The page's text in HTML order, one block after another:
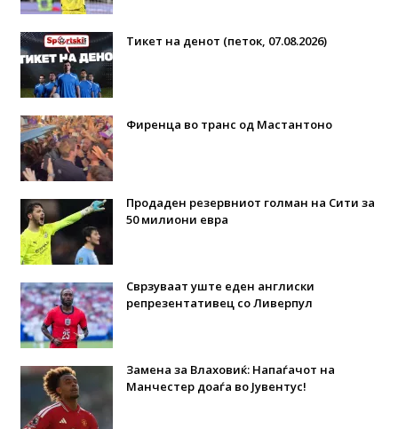
Тикет на денот (петок, 07.08.2026)
Фиренца во транс од Мастантоно
Продаден резервниот голман на Сити за
50 милиони евра
Сврзуваат уште еден англиски
репрезентативец со Ливерпул
Замена за Влаховиќ: Напаѓачот на
Манчестер доаѓа во Јувентус!